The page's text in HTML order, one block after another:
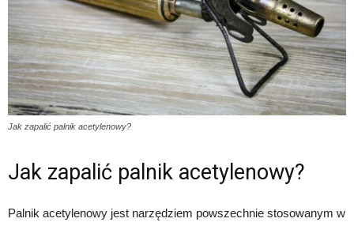
Jak zapalić palnik acetylenowy?
Jak zapalić palnik acetylenowy?
Palnik acetylenowy jest narzędziem powszechnie stosowanym w